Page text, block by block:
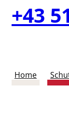
+43
Home